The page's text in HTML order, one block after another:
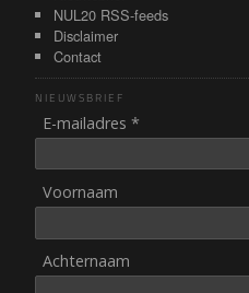
NUL20 RSS-feeds
Disclaimer
Contact
NIEUWSBRIEF
E-mailadres *
Voornaam
Achternaam